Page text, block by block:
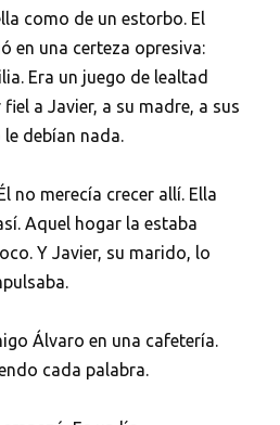
como de un estorbo. El
en una certeza opresiva:
Era un juego de lealtad
a Javier, a su madre, a sus
debían nada.
no merecía crecer allí. Ella
Aquel hogar la estaba
Y Javier, su marido, lo
Álvaro en una cafetería.
cada palabra.